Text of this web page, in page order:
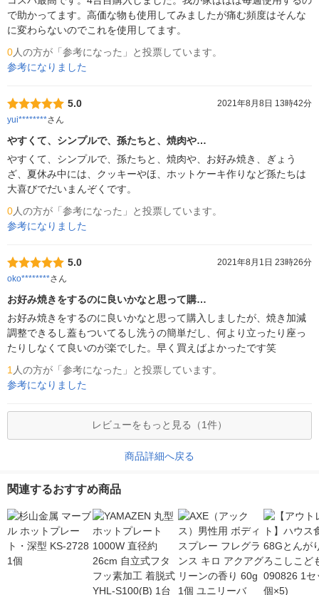
で助かってます。高価な物も使用してみましたが痛む頻度はそんな
に変わらないのでこれを使用してます。
0人の方が「参考になった」と投票しています。
参考になりました
5.0
2021年8月8日 13時42分
yui********さん
やすくて、シンプルで、孫たちと、焼肉や…
やすくて、シンプルで、孫たちと、焼肉や、お好み焼き、ぎょう
ざ、夏休み中には、クッキーやほ、ホットケーキ作りなど孫たちは
大喜びでだいまんぞくです。
0人の方が「参考になった」と投票しています。
参考になりました
5.0
2021年8月1日 23時26分
oko********さん
お好み焼きをするのに良いかなと思って購…
お好み焼きをするのに良いかなと思って購入しましたが、焼き加減
調整できるし蓋もついてるし洗うの簡単だし、何より立ったり座っ
たりしなくて良いのが楽でした。早く買えばよかったです笑
1 人の方が「参考になった」と投票しています。
参考になりました
レビューをもっと見る（1件）
商品詳細へ戻る
関連するおすすめ商品